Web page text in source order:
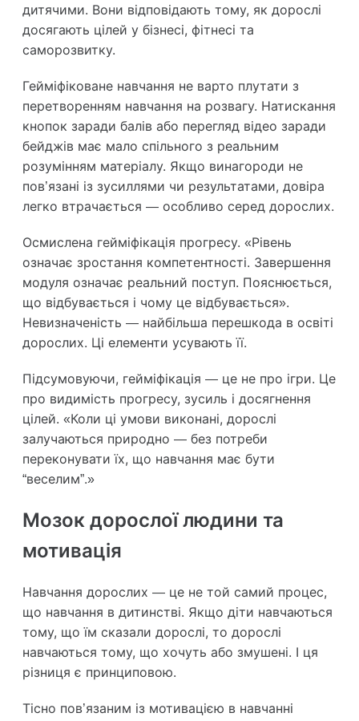
дитячими. Вони відповідають тому, як дорослі
досягають цілей у бізнесі, фітнесі та
саморозвитку.
Гейміфіковане навчання не варто плутати з
перетворенням навчання на розвагу. Натискання
кнопок заради балів або перегляд відео заради
бейджів має мало спільного з реальним
розумінням матеріалу. Якщо винагороди не
пов’язані із зусиллями чи результатами, довіра
легко втрачається — особливо серед дорослих.
Осмислена гейміфікація прогресу. «Рівень
означає зростання компетентності. Завершення
модуля означає реальний поступ. Пояснюється,
що відбувається і чому це відбувається».
Невизначеність — найбільша перешкода в освіті
дорослих. Ці елементи усувають її.
Підсумовуючи, гейміфікація — це не про ігри. Це
про видимість прогресу, зусиль і досягнення
цілей. «Коли ці умови виконані, дорослі
залучаються природно — без потреби
переконувати їх, що навчання має бути
“веселим”.»
Мозок дорослої людини та
мотивація
Навчання дорослих — це не той самий процес,
що навчання в дитинстві. Якщо діти навчаються
тому, що їм сказали дорослі, то дорослі
навчаються тому, що хочуть або змушені. І ця
різниця є принциповою.
Тісно пов’язаним із мотивацією в навчанні